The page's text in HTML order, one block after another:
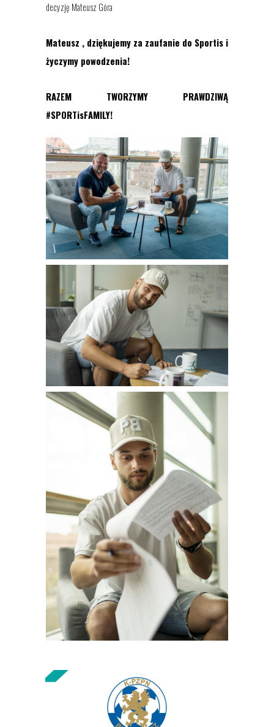
decyzję Mateusz Góra
Mateusz , dziękujemy za zaufanie do Sportis i
życzymy powodzenia!
RAZEM TWORZYMY PRAWDZIWĄ
#SPORTisFAMILY!